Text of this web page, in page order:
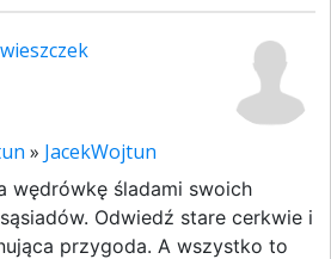
» JacekWojtun
wędrówkę śladami swoich
Odwiedź stare cerkwie i
przygoda. A wszystko to